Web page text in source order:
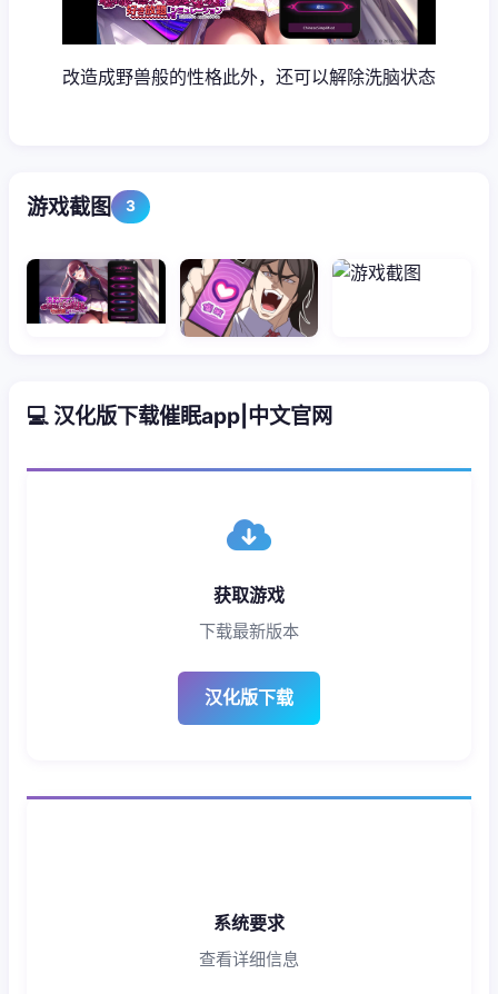
改造成野兽般的性格此外，还可以解除洗脑状态
游戏截图 3
💻 汉化版下载催眠app|中文官网
获取游戏
下载最新版本
汉化版下载
系统要求
查看详细信息